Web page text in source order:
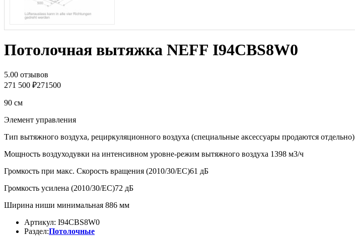
Потолочная вытяжка NEFF I94CBS8W0
5.00 отзывов
271 500 ₽271500
90 см
Элемент управления
Тип вытяжного воздуха, рециркуляционного воздуха (специальные аксессуары продаются отдельно)
Мощность воздуходувки на интенсивном уровне-режим вытяжного воздуха 1398 м3/ч
Громкость при макс. Скорость вращения (2010/30/ЕС)61 дБ
Громкость усилена (2010/30/ЕС)72 дБ
Ширина ниши минимальная 886 мм
Артикул: I94CBS8W0
Раздел:Потолочные